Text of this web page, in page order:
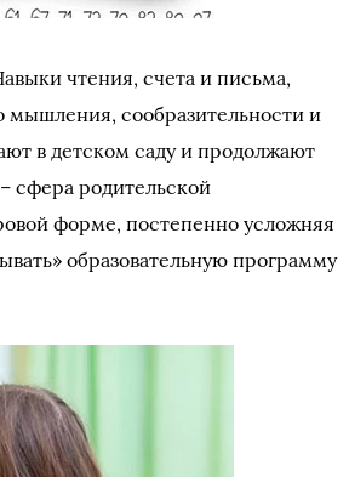
чтения, счета и письма,
мышления, сообразительности и
в детском саду и продолжают
сфера родительской
форме, постепенно усложняя
образовательную программу